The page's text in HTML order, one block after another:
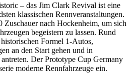
– das Jim Clark Revival ist eine
klassischen Rennveranstaltungen.
Zuschauer nach Hockenheim, um sich
begeistern zu lassen. Rund
Formel 1-Autos,
an den Start gehen und in
Der Prototype Cup Germany
moderne Rennfahrzeuge ein.